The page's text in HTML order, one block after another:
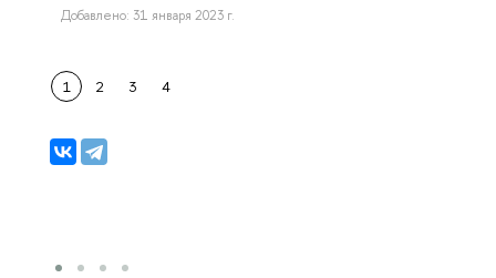
Добавлено: 31 января 2023 г.
1 2 3 4